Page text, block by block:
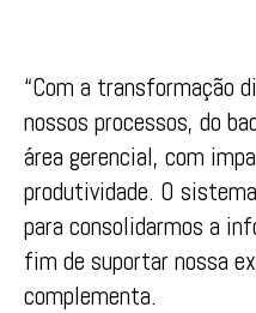
“Com a transformação
nossos processos, do
área gerencial, com
produtividade. O
para consolidarmos a
fim de suportar nossa
complementa.